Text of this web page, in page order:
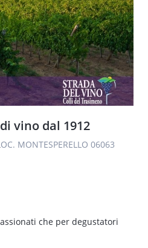
vino dal 1912
MONTESPERELLO 06063
che per degustatori